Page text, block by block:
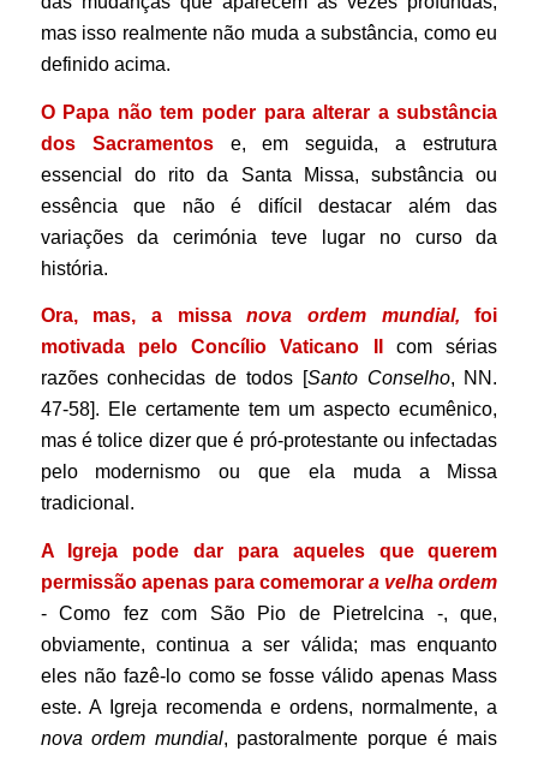
mas isso realmente não muda a substância, como eu
definido acima.
O Papa não tem poder para alterar a substância
dos Sacramentose, em seguida, a estrutura
essencial do rito da Santa Missa, substância ou
essência que não é difícil destacar além das
variações da cerimónia teve lugar no curso da
história.
Ora, mas, a missanova ordem mundial, foi
motivada pelo Concílio Vaticano II
com sérias
razões conhecidas de todos [Santo Conselho, NN.
47-58]. Ele certamente tem um aspecto ecumênico,
mas é tolice dizer que é pró-protestante ou infectadas
pelo modernismo ou que ela muda a Missa
tradicional.
A Igreja pode dar para aqueles que querem
permissão apenas para comemorara velha ordem
- Como fez com São Pio de Pietrelcina -, que,
obviamente, continua a ser válida; mas enquanto
eles não fazê-lo como se fosse válido apenas Mass
este. A Igreja recomenda e ordens, normalmente, a
nova ordem mundial, pastoralmente porque é mais